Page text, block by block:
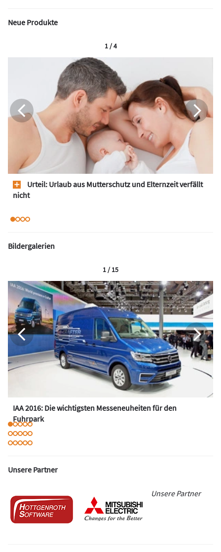
Neue Produkte
Urteil: Urlaub aus Mutterschutz und Elternzeit verfällt
nicht
1 / 4
Bildergalerien
IAA 2016: Die wichtigsten Messeneuheiten für den
Fuhrpark
1 / 15
Unsere Partner
Unsere Partner